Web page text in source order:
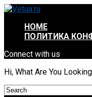
HOME
ПОЛИТИКА
Connect with us
Hi, What Are You